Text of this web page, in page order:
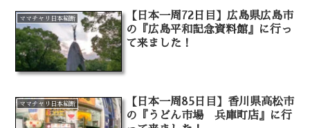
ママチャリ日本縦断
【日本一周72日目】広島県広島市
の『広島平和記念資料館』に行っ
て来ました！
ママチャリ日本縦断
【日本一周85日目】香川県高松市
の『うどん市場 兵庫町店』に行